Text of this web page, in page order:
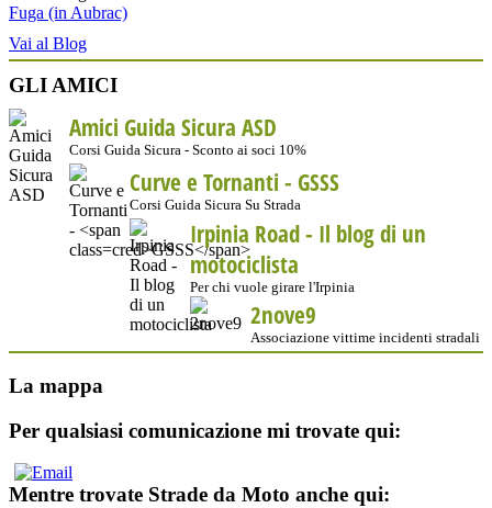
Fuga (in Aubrac)
Vai al Blog
GLI AMICI
Amici Guida Sicura ASD
Corsi Guida Sicura - Sconto ai soci 10%
Curve e Tornanti - GSSS
Corsi Guida Sicura Su Strada
Irpinia Road - Il blog di un
motociclista
Per chi vuole girare l'Irpinia
2nove9
Associazione vittime incidenti stradali
La mappa
Per qualsiasi comunicazione mi trovate qui:
Mentre trovate Strade da Moto anche qui: